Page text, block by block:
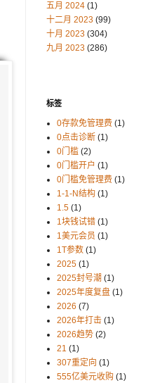
五月 2024 (1)
十二月 2023 (99)
十月 2023 (304)
九月 2023 (286)
标签
0存款免管理费 (1)
0点击诊断 (1)
0门槛 (2)
0门槛开户 (1)
0门槛免管理费 (1)
1-1-N结构 (1)
1.5 (1)
1块钱试错 (1)
1美元会员 (1)
1T参数 (1)
2025 (1)
2025封号潮 (1)
2025年度复盘 (1)
2026 (7)
2026年打击 (1)
2026趋势 (2)
21 (1)
307重定向 (1)
555亿美元收购 (1)